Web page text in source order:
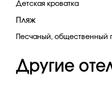
Детская кроватка
Пляж
Песчаный, общественный
Другие